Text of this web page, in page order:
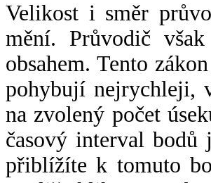
Velikost i směr
mění. Průvodič
obsahem. Tento
pohybují nejrychleji,
na zvolený počet
časový interval
přiblížíte k tomuto